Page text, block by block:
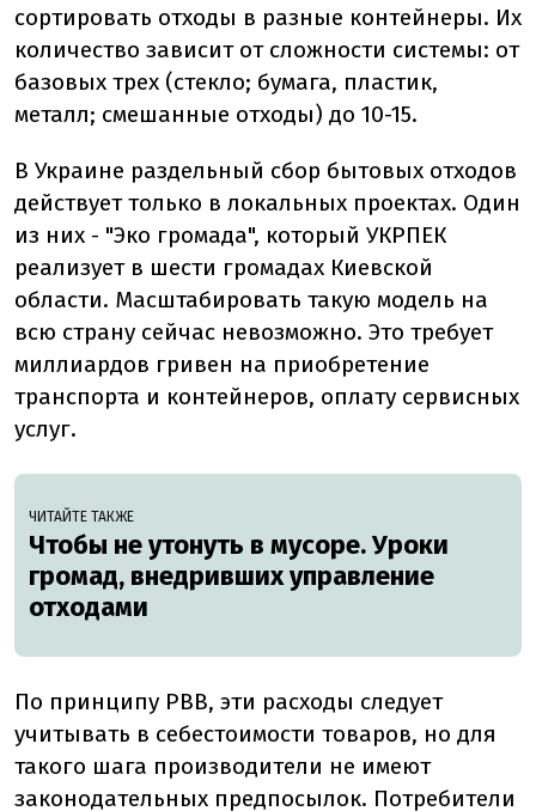
сортировать отходы в разные контейнеры. Их
количество зависит от сложности системы: от
базовых трех (стекло; бумага, пластик,
металл; смешанные отходы) до 10-15.
В Украине раздельный сбор бытовых отходов
действует только в локальных проектах. Один
из них - "Эко громада", который УКРПЕК
реализует в шести громадах Киевской
области. Масштабировать такую модель на
всю страну сейчас невозможно. Это требует
миллиардов гривен на приобретение
транспорта и контейнеров, оплату сервисных
услуг.
ЧИТАЙТЕ ТАКЖЕ
Чтобы не утонуть в мусоре. Уроки
громад, внедривших управление
отходами
По принципу РВВ, эти расходы следует
учитывать в себестоимости товаров, но для
такого шага производители не имеют
законодательных предпосылок. Потребители